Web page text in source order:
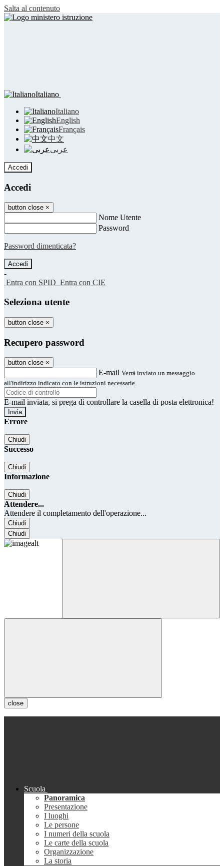
Salta al contenuto
Italiano
Italiano
English
Français
中文
عربى
Accedi
Accedi
button close ×
Nome Utente
Password
Password dimenticata?
-
Entra con SPID Entra con CIE
Seleziona utente
button close ×
Recupero password
button close ×
E-mail Verrà inviato un messaggio
all'indirizzo indicato con le istruzioni necessarie.
E-mail inviata, si prega di controllare la casella di posta elettronica!
Errore
Chiudi
Successo
Chiudi
Informazione
Chiudi
Attendere...
Attendere il completamento dell'operazione...
Chiudi
Chiudi
close
Scuola
Panoramica
Presentazione
I luoghi
Le persone
I numeri della scuola
Le carte della scuola
Organizzazione
La storia